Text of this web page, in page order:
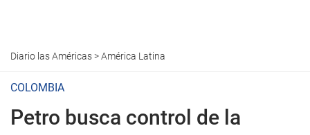
Diario las Américas>América Latina
COLOMBIA
Petro busca control de la